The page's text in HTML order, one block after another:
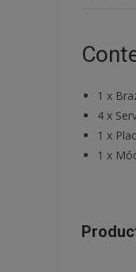
1 x
4 x
1 x
1 x